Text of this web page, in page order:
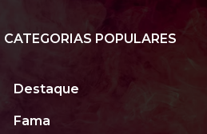
CATEGORIAS POPULARES
Destaque
Fama